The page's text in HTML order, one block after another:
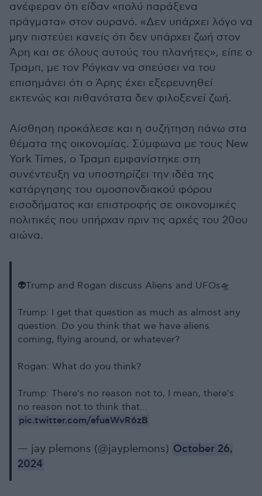
ανέφεραν ότι είδαν «πολύ παράξενα
πράγματα» στον ουρανό. «Δεν υπάρχει λόγο να
μην πιστεύει κανείς ότι δεν υπάρχει ζωή στον
Άρη και σε όλους αυτούς του πλανήτες», είπε ο
Τραμπ, με τον Ρόγκαν να σπεύσει να του
επισημάνει ότι ο Άρης έχει εξερευνηθεί
εκτενώς και πιθανότατα δεν φιλοξενεί ζωή.
Αίσθηση προκάλεσε και η συζήτηση πάνω στα
θέματα της οικονομίας. Σύμφωνα με τους New
York Times, o Τραμπ εμφανίστηκε στη
συνέντευξη να υποστηρίζει την ιδέα της
κατάργησης του ομοσπονδιακού φόρου
εισοδήματος και επιστροφής σε οικονομικές
πολιτικές που υπήρχαν πριν τις αρχές του 20ου
αιώνα.
👽Trump and Rogan discuss Aliens and UFOs🛸
Trump: I get that question as much as almost any
question. Do you think that we have aliens
coming, flying around, or whatever?
Rogan: What do you think?
Trump: There's no reason not to, I mean, there's
no reason not to think that…
pic.twitter.com/efuaWvR6zB
— jay plemons (@jayplemons) October 26,
2024